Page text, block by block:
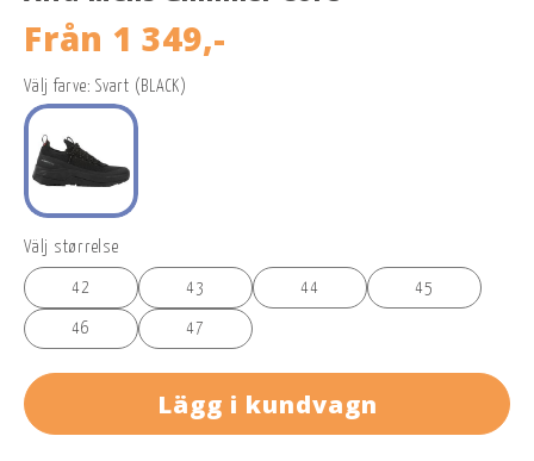
Från 1 349,-
Välj farve: Svart (BLACK)
Välj størrelse
42 43 44 45
46 47
Lägg i kundvagn